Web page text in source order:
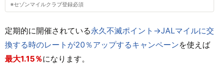
※セゾンマイルクラブ登録必須
定期的に開催されている永久不滅ポイント→JALマイルに交
換する時のレートが20％アップするキャンペーンを使えば
最大1.15％になります。